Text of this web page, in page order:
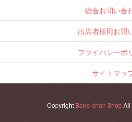
総合お問い合
出店者様用お問
プライバシーポ
サイトマッ
Copyright Bene-chan ShopAll